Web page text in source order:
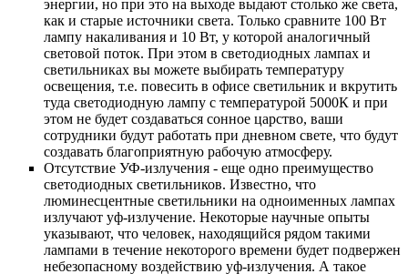
энергии, но при это на выходе выдают столько же света,
как и старые источники света. Только сравните 100 Вт
лампу накаливания и 10 Вт, у которой аналогичный
световой поток. При этом в светодиодных лампах и
светильниках вы можете выбирать температуру
освещения, т.е. повесить в офисе светильник и вкрутить
туда светодиодную лампу с температурой 5000К и при
этом не будет создаваться сонное царство, ваши
сотрудники будут работать при дневном свете, что будут
создавать благоприятную рабочую атмосферу.
Отсутствие УФ-излучения - еще одно преимущество
светодиодных светильников. Известно, что
люминесцентные светильники на одноименных лампах
излучают уф-излучение. Некоторые научные опыты
указывают, что человек, находящийся рядом такими
лампами в течение некоторого времени будет подвержен
небезопасному воздействию уф-излучения. А такое